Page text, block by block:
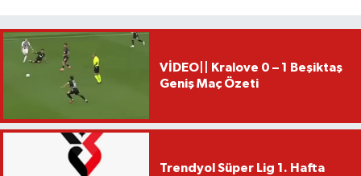
VİDEO|| Kralove 0 – 1 Beşiktaş
Geniş Maç Özeti
Trendyol Süper Lig 1. Hafta